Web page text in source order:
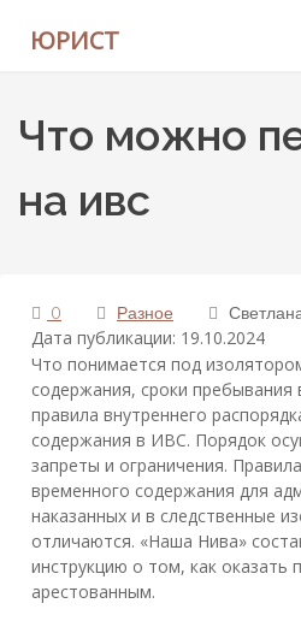
ЮРИСТ
Что можно
на ивс
0 Разное
Дата публикации: 19.10.2024
Что понимается под
содержания, сроки пребывания
правила внутреннего
содержания в ИВС. Порядок
запреты и ограничения.
временного содержания для
наказанных и в следственные
отличаются. «Наша Нива»
инструкцию о том, как
арестованным.